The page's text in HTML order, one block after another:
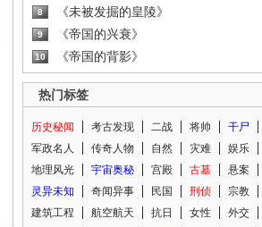
8 《未被发掘的皇陵》
9 《帝国的兴衰》
10 《帝国的背影》
热门标签
历史秘闻 考古发现 二战 将帅
干尸
军政名人
传奇人物 自然 灾难
娱乐
地理风光
宇宙奥秘 宫殿 古墓
悬案
灵异未知
奇闻异事 民国 刑侦
宗教
建筑工程
航空航天 抗日 女性
外交